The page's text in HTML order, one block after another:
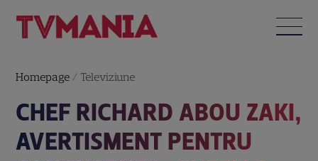
Homepage / Televiziune
CHEF RICHARD ABOU ZAKI,
AVERTISMENT PENTRU